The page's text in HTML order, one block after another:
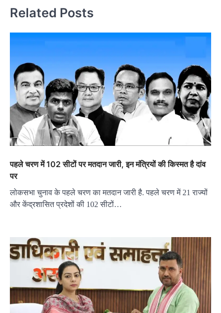
Related Posts
पहले चरण में 102 सीटों पर मतदान जारी, इन मंत्रियों की किस्मत है दांव
पर
लोकसभा चुनाव के पहले चरण का मतदान जारी है. पहले चरण में 21 राज्यों
और केंद्रशासित प्रदेशों की 102 सीटों…